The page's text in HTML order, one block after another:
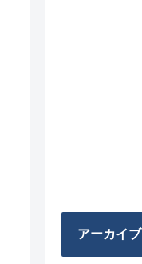
アーカイブ